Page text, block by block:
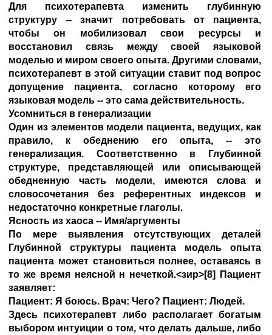
Для психотерапевта изменить глубинную
структуру -- значит потребовать от пациента,
чтобы он мобилизовал свои ресурсы и
восстановил связь между своей языковой
моделью и миром своего опыта. Другими словами,
психотерапевт в этой ситуации ставит под вопрос
допущение пациента, согласно которому его
языковая модель -- это сама действительность.
Усомниться в генерализации
Один из элементов модели пациента, ведущих, как
правило, к обеднению его опыта, -- это
генерализация. Соответственно в Глубинной
структуре, представляющей или описывающей
обедненную часть модели, имеются слова и
словосочетания без референтных индексов и
недостаточно конкретные глаголы.
Ясность из хаоса -- Имя/аргументы
По мере выявления отсутствующих деталей
Глубинной структуры пациента модель опыта
пациента может становиться полнее, оставаясь в
то же время неясной н нечеткой.<зир>[8]
Пациент
заявляет:
Пациент: Я боюсь. Врач: Чего? Пациент: Людей.
Здесь психотерапевт либо располагает богатым
выбором интуиции о том, что делать дальше, либо